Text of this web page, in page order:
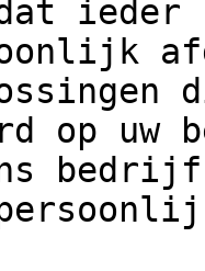
dat
op uw